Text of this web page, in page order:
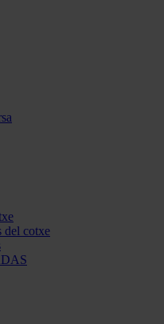
del cotxe